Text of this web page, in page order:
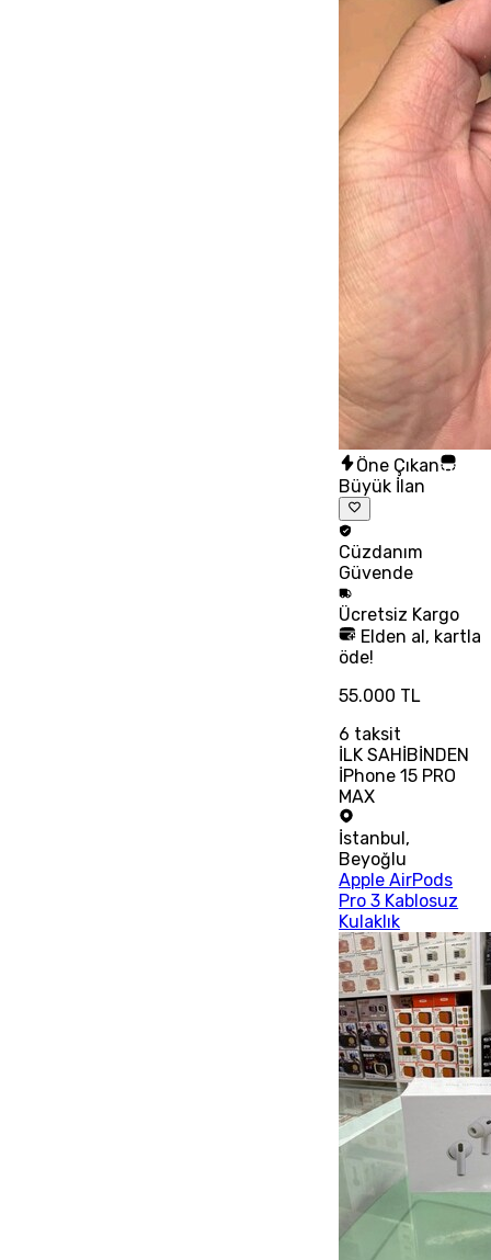
Öne Çıkan
Büyük İlan
Cüzdanım
Güvende
Ücretsiz Kargo
Elden al, kartla
öde!
55.000 TL
6 taksit
İLK SAHİBİNDEN
İPhone 15 PRO
MAX
İstanbul ,
Beyoğlu
Apple AirPods
Pro 3 Kablosuz
Kulaklık